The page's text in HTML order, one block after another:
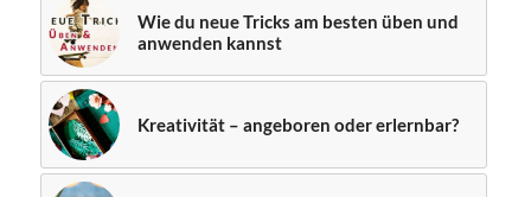
Wie du neue Tricks am besten üben und
anwenden kannst
Kreativität – angeboren oder erlernbar?